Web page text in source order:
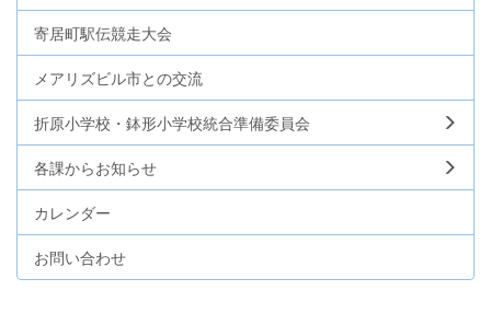
寄居町駅伝競走大会
メアリズビル市との交流
折原小学校・鉢形小学校統合準備委員会
各課からお知らせ
カレンダー
お問い合わせ